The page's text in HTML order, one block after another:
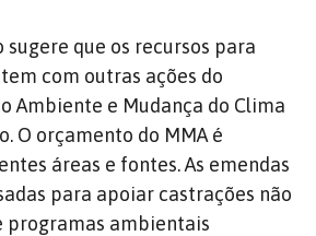
que os recursos para
com outras ações do
Ambiente e Mudança do Clima
O orçamento do MMA é
áreas e fontes. As emendas
para apoiar castrações não
programas ambientais